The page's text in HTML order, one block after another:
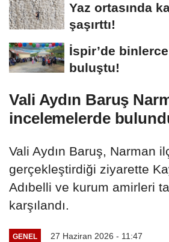
Yaz ortasında
şaşırttı!
İspir’de
buluştu!
Vali Aydın Baruş
incelemelerde
Vali Aydın Baruş, Narman
gerçekleştirdiği ziyarette
Adıbelli ve kurum amirleri
karşılandı.
GENEL 27 Haziran 2026 - 11:47